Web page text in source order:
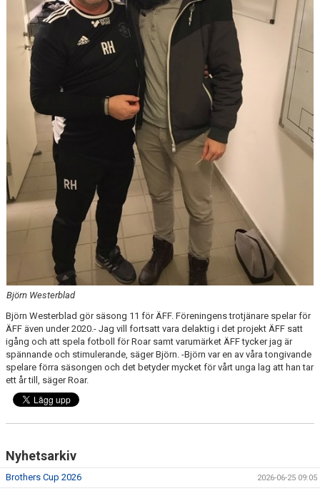
Björn Westerblad
Björn Westerblad gör säsong 11 för ÄFF. Föreningens trotjänare spelar för
ÄFF även under 2020.- Jag vill fortsatt vara delaktig i det projekt ÄFF satt
igång och att spela fotboll för Roar samt varumärket ÄFF tycker jag är
spännande och stimulerande, säger Björn. -Björn var en av våra tongivande
spelare förra säsongen och det betyder mycket för vårt unga lag att han tar
ett år till, säger Roar.
Nyhetsarkiv
Brothers Cup 2026 2026-06-25 09:05